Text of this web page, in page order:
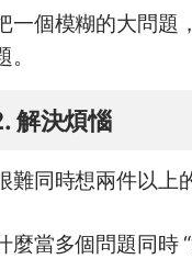
一個模糊的大問題
解決煩惱
難同時想兩件以上
麼當多個問題同時 “